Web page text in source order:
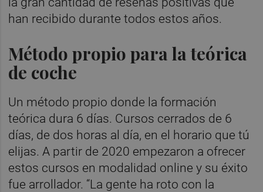
han recibido durante todos estos años.
Método propio para la teórica
de coche
Un método propio donde la formación
teórica dura 6 días. Cursos cerrados de 6
días, de dos horas al día, en el horario que tú
elijas. A partir de 2020 empezaron a ofrecer
estos cursos en modalidad online y su éxito
fue arrollador. “La gente ha roto con la